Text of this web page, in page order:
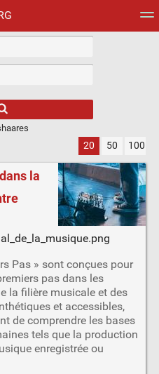
20 50 100
la
Pas » sont conçues pour
pas dans les
la filière musicale et des
et accessibles,
de comprendre les bases
tels que la production
enregistrée ou